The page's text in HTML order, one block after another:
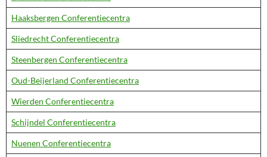
Haaksbergen Conferentiecentra
Sliedrecht Conferentiecentra
Steenbergen Conferentiecentra
Oud-Beijerland Conferentiecentra
Wierden Conferentiecentra
Schijndel Conferentiecentra
Nuenen Conferentiecentra